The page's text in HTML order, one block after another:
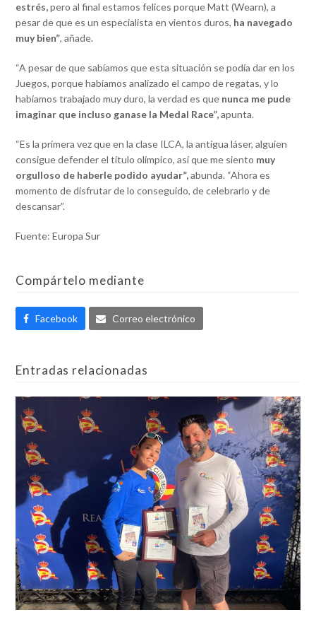
estrés,pero al final estamos felices porque Matt (Wearn), a
pesar de que es un especialista en vientos duros, ha navegado
muy bien”, añade.
“A pesar de que sabíamos que esta situación se podía dar en los
Juegos, porque habíamos analizado el campo de regatas, y lo
habíamos trabajado muy duro, la verdad es que nunca me pude
imaginar que incluso ganase la Medal Race”,apunta.
“Es la primera vez que en la clase ILCA, la antigua láser, alguien
consigue defender el título olímpico, así que me siento muy
orgulloso de haberle podido ayudar”,abunda. “Ahora es
momento de disfrutar de lo conseguido, de celebrarlo y de
descansar”.
Fuente: Europa Sur
Compártelo mediante
Facebook Correo electrónico
Entradas relacionadas